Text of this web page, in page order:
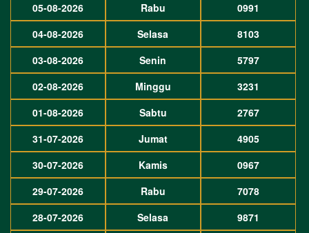
05-08-2026
Rabu
0991
04-08-2026
Selasa
8103
03-08-2026
Senin
5797
02-08-2026
Minggu
3231
01-08-2026
Sabtu
2767
31-07-2026
Jumat
4905
30-07-2026
Kamis
0967
29-07-2026
Rabu
7078
28-07-2026
Selasa 9871